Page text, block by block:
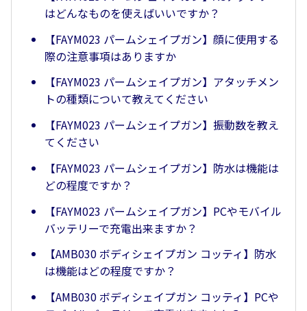
はどんなものを使えばいいですか？
【FAYM023 パームシェイプガン】顔に使用する
際の注意事項はありますか
【FAYM023 パームシェイプガン】アタッチメン
トの種類について教えてください
【FAYM023 パームシェイプガン】振動数を教え
てください
【FAYM023 パームシェイプガン】防水は機能は
どの程度ですか？
【FAYM023 パームシェイプガン】PCやモバイル
バッテリーで充電出来ますか？
【AMB030 ボディシェイプガン コッティ】防水
は機能はどの程度ですか？
【AMB030 ボディシェイプガン コッティ】PCや